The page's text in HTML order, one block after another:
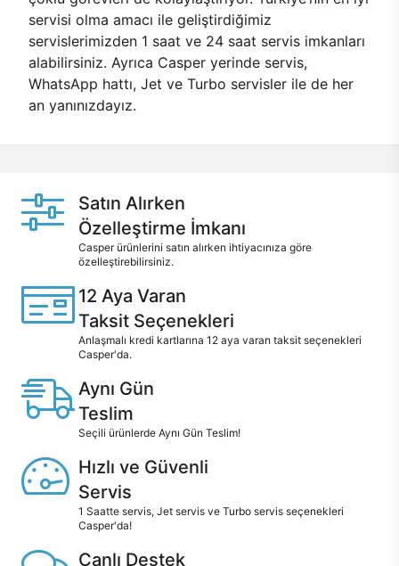
servisi olma amacı ile geliştirdiğimiz
servislerimizden 1 saat ve 24 saat servis imkanları
alabilirsiniz. Ayrıca Casper yerinde servis,
WhatsApp hattı, Jet ve Turbo servisler ile de her
an yanınızdayız.
Satın Alırken
Özelleştirme İmkanı
Casper ürünlerini satın alırken ihtiyacınıza göre
özelleştirebilirsiniz.
12 Aya Varan
Taksit Seçenekleri
Anlaşmalı kredi kartlarına 12 aya varan taksit seçenekleri
Casper'da.
Aynı Gün
Teslim
Seçili ürünlerde Aynı Gün Teslim!
Hızlı ve Güvenli
Servis
1 Saatte servis, Jet servis ve Turbo servis seçenekleri
Casper'da!
Canlı Destek